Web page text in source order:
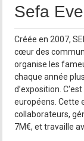
Sefa
Créée en 2007,
cœur des
organise les
chaque année
d’exposition.
européens. Cette
collaborateurs,
7M€, et travaille